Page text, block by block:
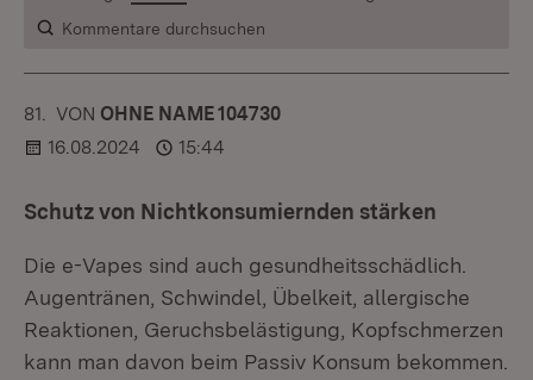
Kommentare durchsuchen
81. KOMMENTAR
VON :OHNE NAME 104730
16.08.2024
15:44
Schutz von Nichtkonsumiernden stärken
Die e-Vapes sind auch gesundheitsschädlich.
Augentränen, Schwindel, Übelkeit, allergische
Reaktionen, Geruchsbelästigung, Kopfschmerzen
kann man davon beim Passiv Konsum bekommen.